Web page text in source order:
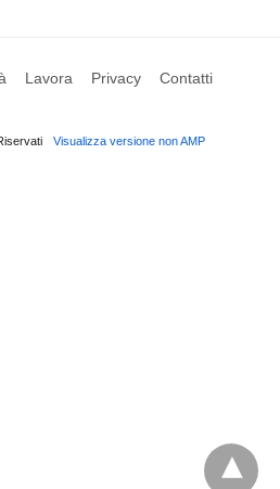
Lavora Privacy Contatti
Visualizza versione non AMP